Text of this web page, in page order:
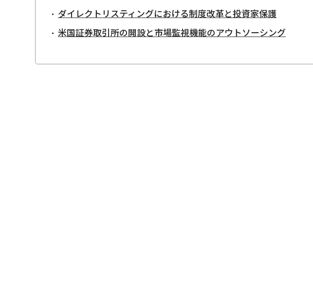
ダイレクトリスティングにおける制度改革と投資家保護
米国証券取引所の開設と市場監視機能のアウトソーシング